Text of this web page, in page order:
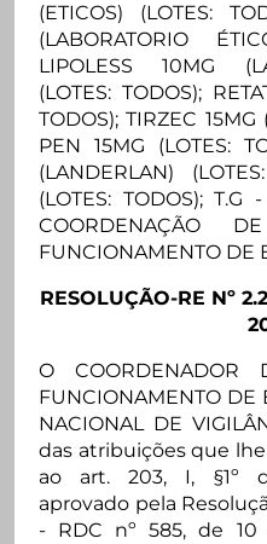
(ETICOS) (LOTES:
(LABORATORIO
LIPOLESS 10MG
(LOTES: TODOS);
TODOS); TIRZEC 15MG
PEN 15MG (LOTES:
(LANDERLAN)
(LOTES: TODOS); T.G
COORDENAÇÃO
FUNCIONAMENTO DE
RESOLUÇÃO-RE Nº
O COORDENADOR
FUNCIONAMENTO DE
NACIONAL DE
das atribuições que
ao art. 203, I, §1º
aprovado pela
- RDC nº 585, de 10